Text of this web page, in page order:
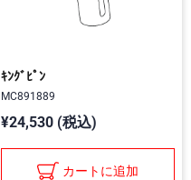
ｷﾝｸﾞﾋﾟﾝ
MC891889
¥24,530 (税込)
カートに追加